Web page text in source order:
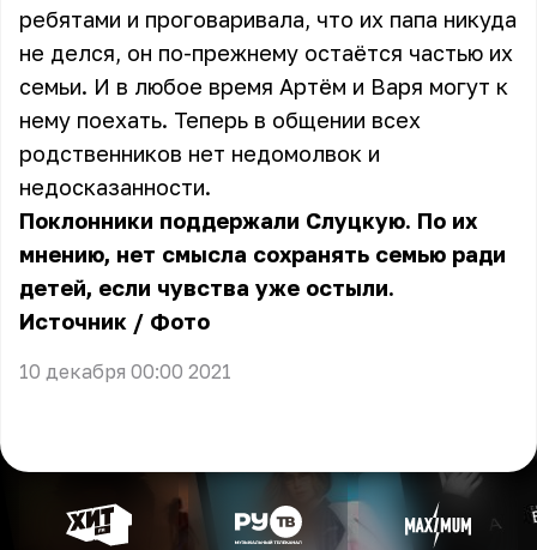
ребятами и проговаривала, что их папа никуда
не делся, он по-прежнему остаётся частью их
семьи. И в любое время Артём и Варя могут к
нему поехать. Теперь в общении всех
родственников нет недомолвок и
недосказанности.
Поклонники поддержали Слуцкую. По их
мнению, нет смысла сохранять семью ради
детей, если чувства уже остыли.
Источник / Фото
10 декабря 00:00 2021